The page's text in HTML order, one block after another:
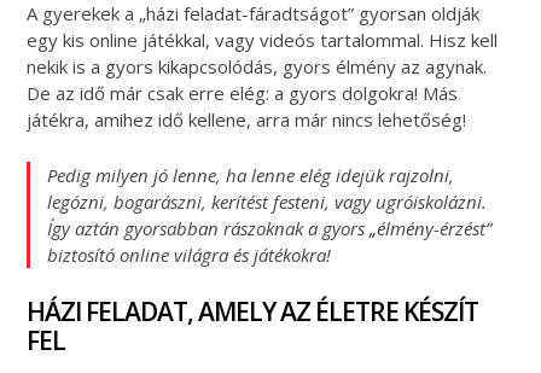
A gyerekek a „házi feladat-fáradtságot” gyorsan oldják
egy kis online játékkal, vagy videós tartalommal. Hisz kell
nekik is a gyors kikapcsolódás, gyors élmény az agynak.
De az idő már csak erre elég: a gyors dolgokra! Más
játékra, amihez idő kellene, arra már nincs lehetőség!
Pedig milyen jó lenne, ha lenne elég idejük rajzolni,
legózni, bogarászni, kerítést festeni, vagy ugróiskolázni.
Így aztán gyorsabban rászoknak a gyors „élmény-érzést”
biztosító online világra és játékokra!
HÁZI FELADAT, AMELY AZ ÉLETRE KÉSZÍT
FEL